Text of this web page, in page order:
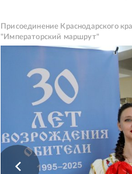
Присоединение Краснодарского
"Императорский маршрут"